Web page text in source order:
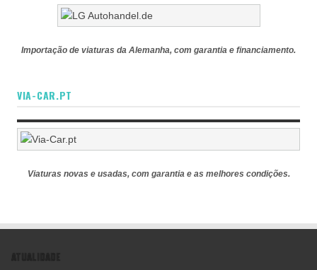
Importação de viaturas da Alemanha, com garantia e financiamento.
VIA-CAR.PT
Viaturas novas e usadas, com garantia e as melhores condições.
ATUALIDADE